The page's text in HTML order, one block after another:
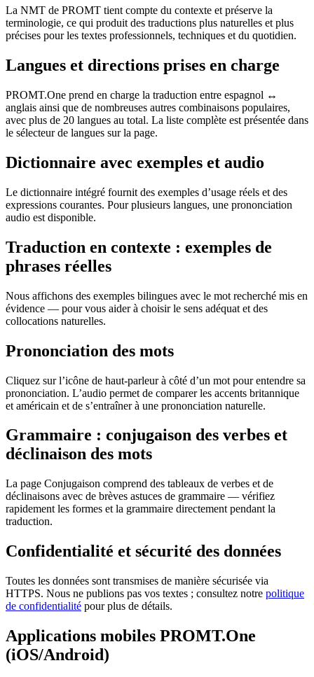
La NMT de PROMT tient compte du contexte et préserve la
terminologie, ce qui produit des traductions plus naturelles et plus
précises pour les textes professionnels, techniques et du quotidien.
Langues et directions prises en charge
PROMT.One prend en charge la traduction entre espagnol ↔
anglais ainsi que de nombreuses autres combinaisons populaires,
avec plus de 20 langues au total. La liste complète est présentée dans
le sélecteur de langues sur la page.
Dictionnaire avec exemples et audio
Le dictionnaire intégré fournit des exemples d’usage réels et des
expressions courantes. Pour plusieurs langues, une prononciation
audio est disponible.
Traduction en contexte : exemples de
phrases réelles
Nous affichons des exemples bilingues avec le mot recherché mis en
évidence — pour vous aider à choisir le sens adéquat et des
collocations naturelles.
Prononciation des mots
Cliquez sur l’icône de haut-parleur à côté d’un mot pour entendre sa
prononciation. L’audio permet de comparer les accents britannique
et américain et de s’entraîner à une prononciation naturelle.
Grammaire : conjugaison des verbes et
déclinaison des mots
La page Conjugaison comprend des tableaux de verbes et de
déclinaisons avec de brèves astuces de grammaire — vérifiez
rapidement les formes et la grammaire directement pendant la
traduction.
Confidentialité et sécurité des données
Toutes les données sont transmises de manière sécurisée via
HTTPS. Nous ne publions pas vos textes ; consultez notre politique
de confidentialité pour plus de détails.
Applications mobiles PROMT.One
(iOS/Android)